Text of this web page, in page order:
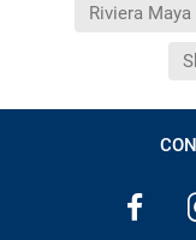
Riviera Maya